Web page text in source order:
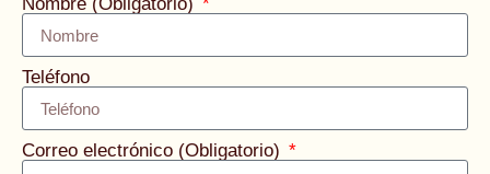
Teléfono
Correo electrónico (Obligatorio)